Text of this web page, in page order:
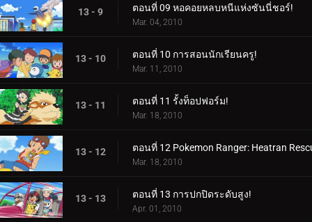
13 - 9 ตอนที่ 09 หอคอยหลบหนีแห่งซันนี่ชอร์!
Mar. 04, 2010
13 - 10 ตอนที่ 10 การสอนนักเรียนครู!
Mar. 11, 2010
13 - 11 ตอนที่ 11 รั้งท็อปฟอร์ม!
Mar. 18, 2010
13 - 12 ตอนที่ 12 Pokemon Ranger: Heatran
Mar. 18, 2010
13 - 13 ตอนที่ 13 การปกปิดระดับสูง!
Apr. 01, 2010